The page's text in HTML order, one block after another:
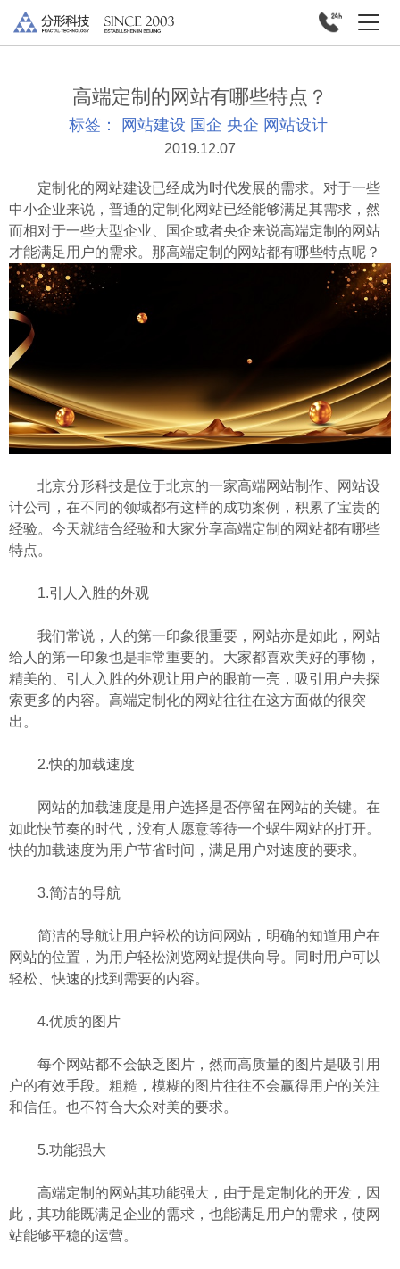
高端定制的网站有哪些特点？
标签： 网站建设 国企 央企 网站设计
2019.12.07
定制化的网站建设已经成为时代发展的需求。对于一些
中小企业来说，普通的定制化网站已经能够满足其需求，然
而相对于一些大型企业、国企或者央企来说高端定制的网站
才能满足用户的需求。那高端定制的网站都有哪些特点呢？
北京分形科技是位于北京的一家高端网站制作、网站设
计公司，在不同的领域都有这样的成功案例，积累了宝贵的
经验。今天就结合经验和大家分享高端定制的网站都有哪些
特点。
1.引人入胜的外观
我们常说，人的第一印象很重要，网站亦是如此，网站
给人的第一印象也是非常重要的。大家都喜欢美好的事物，
精美的、引人入胜的外观让用户的眼前一亮，吸引用户去探
索更多的内容。高端定制化的网站往往在这方面做的很突
出。
2.快的加载速度
网站的加载速度是用户选择是否停留在网站的关键。在
如此快节奏的时代，没有人愿意等待一个蜗牛网站的打开。
快的加载速度为用户节省时间，满足用户对速度的要求。
3.简洁的导航
简洁的导航让用户轻松的访问网站，明确的知道用户在
网站的位置，为用户轻松浏览网站提供向导。同时用户可以
轻松、快速的找到需要的内容。
4.优质的图片
每个网站都不会缺乏图片，然而高质量的图片是吸引用
户的有效手段。粗糙，模糊的图片往往不会赢得用户的关注
和信任。也不符合大众对美的要求。
5.功能强大
高端定制的网站其功能强大，由于是定制化的开发，因
此，其功能既满足企业的需求，也能满足用户的需求，使网
站能够平稳的运营。